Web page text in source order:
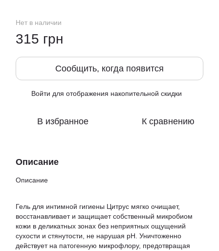
Нет в наличии
315 грн
Сообщить, когда появится
Войти для отображения накопительной скидки
В избранное К сравнению
Описание
Описание
Гель для интимной гигиены Цитрус мягко очищает,
восстанавливает и защищает собственный микробиом
кожи в деликатных зонах без неприятных ощущений
сухости и стянутости, не нарушая рН. Уничтоженно
действует на патогенную микрофлору, предотвращая